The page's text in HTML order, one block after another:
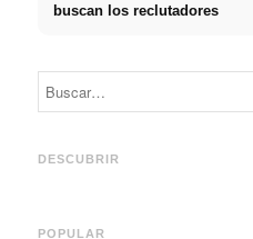
buscan los reclutadores
DESCUBRIR
Práctica profesional en
y el camino directo hacia la
POPULAR